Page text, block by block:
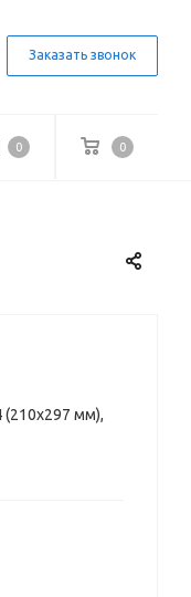
Заказать звонок
0 0
(210x297 мм),